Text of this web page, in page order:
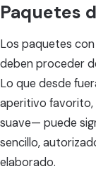
Paquetes
Los paquetes
deben proceder
Lo que desde
aperitivo favorito,
suave— puede
sencillo,
elaborado.